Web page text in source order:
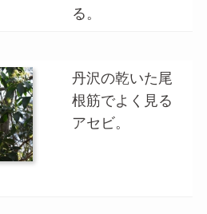
る。
丹沢の乾いた尾
根筋でよく見る
アセビ。